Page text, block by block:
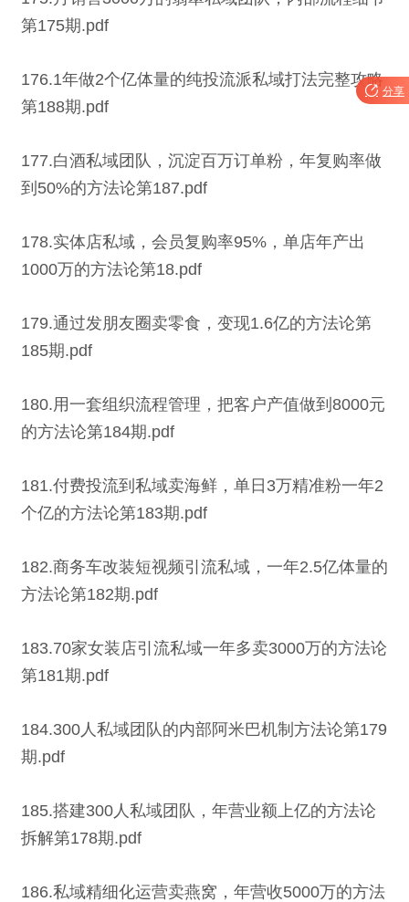
第175期.pdf
176.1年做2个亿体量的纯投流派私域打法完整攻略
第188期.pdf
177.白酒私域团队，沉淀百万订单粉，年复购率做
到50%的方法论第187.pdf
178.实体店私域，会员复购率95%，单店年产出
1000万的方法论第18.pdf
179.通过发朋友圈卖零食，变现1.6亿的方法论第
185期.pdf
180.用一套组织流程管理，把客户产值做到8000元
的方法论第184期.pdf
181.付费投流到私域卖海鲜，单日3万精准粉一年2
个亿的方法论第183期.pdf
182.商务车改装短视频引流私域，一年2.5亿体量的
方法论第182期.pdf
183.70家女装店引流私域一年多卖3000万的方法论
第181期.pdf
184.300人私域团队的内部阿米巴机制方法论第179
期.pdf
185.搭建300人私域团队，年营业额上亿的方法论
拆解第178期.pdf
186.私域精细化运营卖燕窝，年营收5000万的方法
 分享